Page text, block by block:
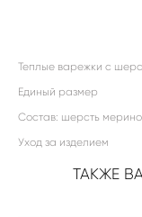
Теплые варежки с
Единый размер
Состав: шерсть
Уход за изделием
ТАКЖЕ